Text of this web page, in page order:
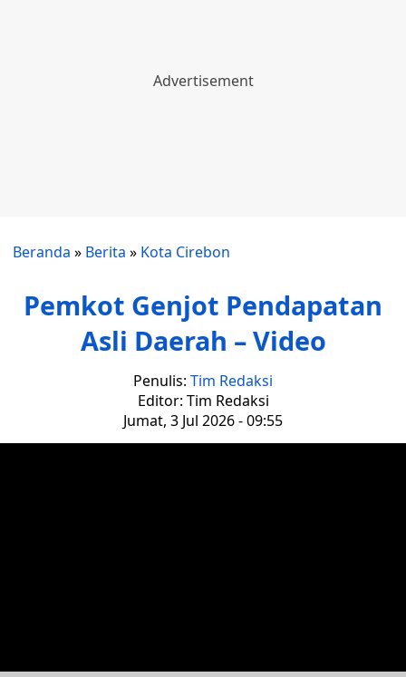
Beranda » Berita » Kota Cirebon
Pemkot Genjot Pendapatan
Asli Daerah – Video
Penulis: Tim Redaksi
Editor: Tim Redaksi
Jumat, 3 Jul 2026 - 09:55